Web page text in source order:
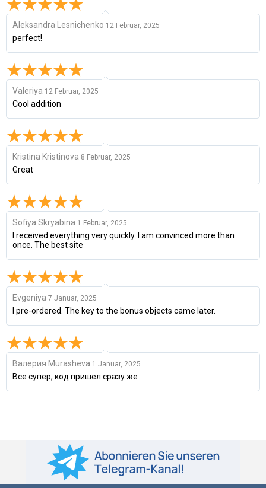
Aleksandra Lesnichenko 12 Februar, 2025
perfect!
Valeriya 12 Februar, 2025
Cool addition
Kristina Kristinova 8 Februar, 2025
Great
Sofiya Skryabina 1 Februar, 2025
I received everything very quickly. I am convinced more than
once. The best site
Evgeniya 7 Januar, 2025
I pre-ordered. The key to the bonus objects came later.
Валерия Murasheva 1 Januar, 2025
Все супер, код пришел сразу же